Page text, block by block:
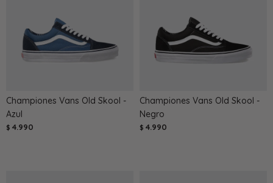
Championes Vans Old Skool -
Azul
$ 4.990
Championes Vans Old Skool -
Negro
$ 4.990